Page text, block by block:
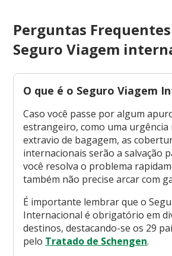
Perguntas
Seguro Viagem
O que é o Seguro Viagem
Caso você passe por algum
estrangeiro, como uma urgência
extravio de bagagem, as
internacionais serão a salvação
você resolva o problema
também não precise arcar com
É importante lembrar que o
Internacional é obrigatório em
destinos, destacando-se os 29
pelo Tratado de Schengen.